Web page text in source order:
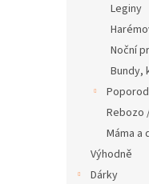
Leginy
Noční
Bundy,
Rebozo
Máma a
Výhodně
Dárky